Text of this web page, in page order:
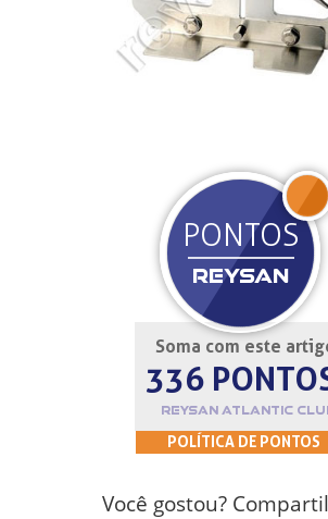
Soma com este
336
REYSAN ATLANTIC
POLÍTICA DE PONTOS
PONTOS
REYSAN
JOIN
Você gostou?